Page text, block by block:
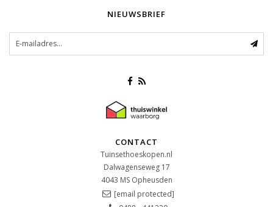
NIEUWSBRIEF
CONTACT
Tuinsethoeskopen.nl
Dalwagenseweg 17
4043 MS Opheusden
[email protected]